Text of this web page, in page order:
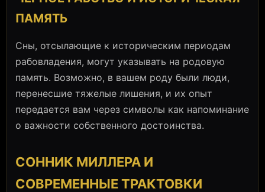
ПАМЯТЬ
Сны, отсылающие к историческим периодам
рабовладения, могут указывать на родовую
память. Возможно, в вашем роду были люди,
перенесшие тяжелые лишения, и их опыт
передается вам через символы как напоминание
о важности собственного достоинства.
СОННИК МИЛЛЕРА И
СОВРЕМЕННЫЕ ТРАКТОВКИ